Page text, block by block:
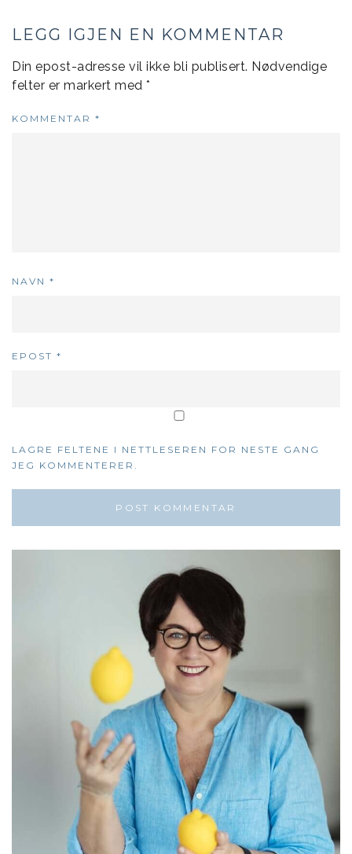
LEGG IGJEN EN KOMMENTAR
Din epost-adresse vil ikke bli publisert. Nødvendige
felter er markert med *
KOMMENTAR *
NAVN *
EPOST *
LAGRE FELTENE I NETTLESEREN FOR NESTE GANG
JEG KOMMENTERER.